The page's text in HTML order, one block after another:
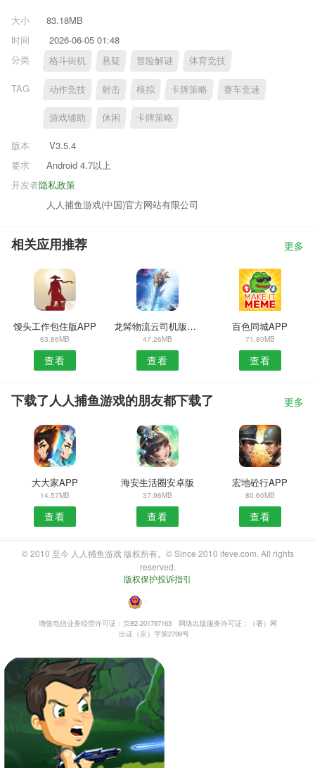
大小
83.18MB
时间
2026-06-05 01:48
分类
格斗街机 悬疑 冒险解谜 体育竞技
TAG 动作竞技 射击 模拟 卡牌策略 赛车竞速
游戏辅助 休闲 卡牌策略
版本
V3.5.4
要求
Android 4.7以上
隐私政策
开发者
人人捕鱼游戏(中国)官方网站有限公司
相关应用推荐 更多
馒头工作包住版APP
63.86MB
查看
龙髯物流云司机版安卓版
47.26MB
查看
百色同城APP
71.80MB
查看
下载了人人捕鱼游戏的朋友都下载了 更多
大大家APP
14.57MB
查看
海安生活圈安卓版
37.96MB
查看
宏地砼行APP
80.60MB
查看
© 2010 至今 人人捕鱼游戏 版权所有。© Since 2010 ifeve.com. All rights
reserved.
版权保护投诉指引
・
增值电信业务经营许可证：京B2-201797163
网络出版服务许可证：（署）网
出证（京）字第2799号